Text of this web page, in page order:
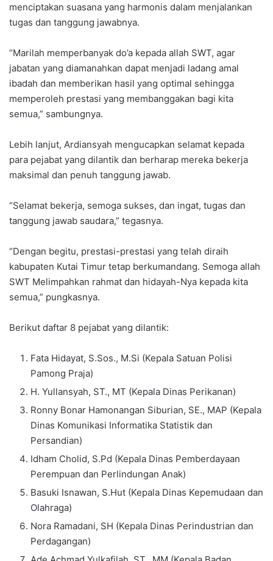
menciptakan suasana yang harmonis dalam menjalankan
tugas dan tanggung jawabnya.
“Marilah memperbanyak do’a kepada allah SWT, agar
jabatan yang diamanahkan dapat menjadi ladang amal
ibadah dan memberikan hasil yang optimal sehingga
memperoleh prestasi yang membanggakan bagi kita
semua,” sambungnya.
Lebih lanjut, Ardiansyah mengucapkan selamat kepada
para pejabat yang dilantik dan berharap mereka bekerja
maksimal dan penuh tanggung jawab.
“Selamat bekerja, semoga sukses, dan ingat, tugas dan
tanggung jawab saudara,” tegasnya.
“Dengan begitu, prestasi-prestasi yang telah diraih
kabupaten Kutai Timur tetap berkumandang. Semoga allah
SWT Melimpahkan rahmat dan hidayah-Nya kepada kita
semua,” pungkasnya.
Berikut daftar 8 pejabat yang dilantik:
Fata Hidayat, S.Sos., M.Si (Kepala Satuan Polisi
Pamong Praja)
H. Yullansyah, ST., MT (Kepala Dinas Perikanan)
Ronny Bonar Hamonangan Siburian, SE., MAP (Kepala
Dinas Komunikasi Informatika Statistik dan
Persandian)
Idham Cholid, S.Pd (Kepala Dinas Pemberdayaan
Perempuan dan Perlindungan Anak)
Basuki Isnawan, S.Hut (Kepala Dinas Kepemudaan dan
Olahraga)
Nora Ramadani, SH (Kepala Dinas Perindustrian dan
Perdagangan)